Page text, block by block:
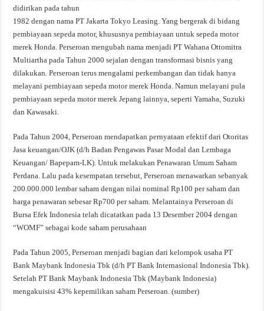
didirikan pada tahun
1982 dengan nama PT Jakarta Tokyo Leasing. Yang bergerak di bidang
pembiayaan sepeda motor, khususnya pembiayaan untuk sepeda motor
merek Honda. Perseroan mengubah nama menjadi PT Wahana Ottomitra
Multiartha pada Tahun 2000 sejalan dengan transformasi bisnis yang
dilakukan. Perseroan terus mengalami perkembangan dan tidak hanya
melayani pembiayaan sepeda motor merek Honda. Namun melayani pula
pembiayaan sepeda motor merek Jepang lainnya, seperti Yamaha, Suzuki
dan Kawasaki.
Pada Tahun 2004, Perseroan mendapatkan pernyataan efektif dari Otoritas
Jasa keuangan/OJK (d/h Badan Pengawas Pasar Modal dan Lembaga
Keuangan/ Bapepam-LK). Untuk melakukan Penawaran Umum Saham
Perdana. Lalu pada kesempatan tersebut, Perseroan menawarkan sebanyak
200.000.000 lembar saham dengan nilai nominal Rp100 per saham dan
harga penawaran sebesar Rp700 per saham. Melantainya Perseroan di
Bursa Efek Indonesia telah dicatatkan pada 13 Desember 2004 dengan
“WOMF” sebagai kode saham perusahaan
Pada Tahun 2005, Perseroan menjadi bagian dari kelompok usaha PT
Bank Maybank Indonesia Tbk (d/h PT Bank Internasional Indonesia Tbk).
Setelah PT Bank Maybank Indonesia Tbk (Maybank Indonesia)
mengakuisisi 43% kepemilikan saham Perseroan. (sumber)